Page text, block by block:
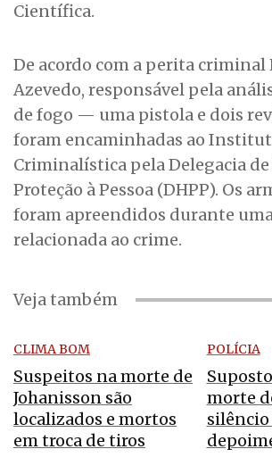
Científica.
De acordo com a perita criminal
Azevedo, responsável pela
de fogo — uma pistola e dois
foram encaminhadas ao
Criminalística pela Delegacia
Proteção à Pessoa (DHPP). Os
foram apreendidos durante
relacionada ao crime.
Veja também
CLIMA BOM
Suspeitos na morte de
Johanisson são
localizados e mortos
em troca de tiros
POLÍCIA
morte